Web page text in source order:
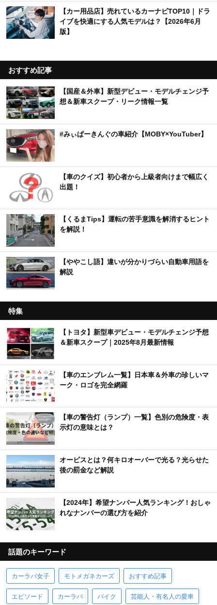
【カー用品店】売れているカーナビTOP10｜ドラ
イブを快適にする人気モデルは？【2026年6月
版】
おすすめ記事
【国産＆外車】新型デビュー・モデルチェンジ予
想＆新車スクープ・リーク情報一覧
#みぃぱーきんぐの車紹介【MOBY×YouTuber】
【車のクイズ】初心者から上級者向けまで幅広く
出題！
【くるまTips】運転の苦手意識を解消するヒント
を解説！
【ややこし語】違いが分かりづらい自動車用語を
解説
特集
【トヨタ】新型車デビュー・モデルチェンジ予想
＆新車スクープ｜2025年8月最新情報
【車のエンブレム一覧】日本車＆外車の珍しいマ
ーク・ロゴを完全網羅
【車の警告灯（ランプ）一覧】色別の危険度・表
示灯の意味とは？
オービスとは？何キロオーバーで光る？光らせた
後の罰金など解説
【2024年】希望ナンバー人気ランキング！おしゃ
れなナンバーの選び方を紹介
話題のキーワード
カーラバ女子 モトメガネカーズ おすすめ記事
エピソード カーラバ バイク 芸能人・有名人の愛車